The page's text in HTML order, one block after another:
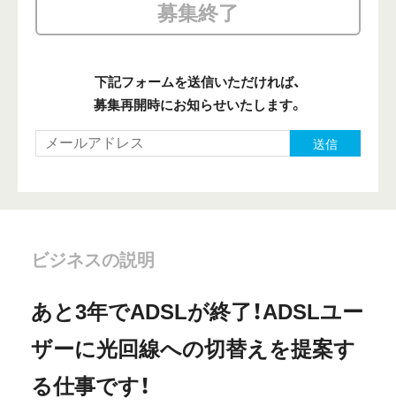
募集終了
下記フォームを送信いただければ、
募集再開時にお知らせいたします。
送信
ビジネスの説明
あと3年でADSLが終了！ADSLユー
ザーに光回線への切替えを提案す
る仕事です！